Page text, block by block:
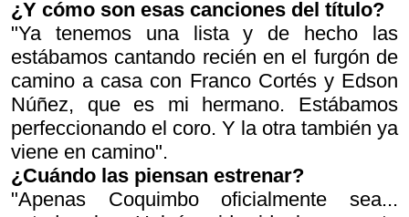
¿Y cómo son esas canciones del título?
"Ya tenemos una lista y de hecho las
estábamos cantando recién en el furgón de
camino a casa con Franco Cortés y Edson
Núñez, que es mi hermano. Estábamos
perfeccionando el coro. Y la otra también ya
viene en camino".
¿Cuándo las piensan estrenar?
"Apenas Coquimbo oficialmente sea...